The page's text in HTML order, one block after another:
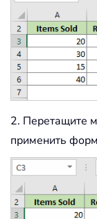
2. Перетащите
применить